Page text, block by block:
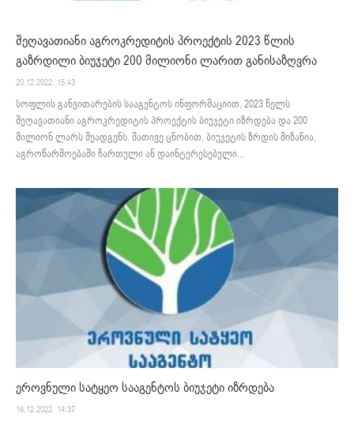
შეღავათიანი აგროკრედიტის პროექტის 2023 წლის
გაზრდილი ბიუჯეტი 200 მილიონი ლარით განისაზღვრა
20.12.2022. 15:43
სოფლის განვითარების სააგენტოს ინფორმაციით, 2023 წელს
შეღავათიანი აგროკრედიტის პროექტის ბიუჯეტი იზრდება და 200
მილიონ ლარს შეადგენს. მათივე ცნობით, ბიუჯეტის ზრდის მიზანია,
აგროწარმოებაში ჩართული ან დაინტერესებული...
ეროვნული სატყეო სააგენტოს ბიუჯეტი იზრდება
16.12.2022. 14:37